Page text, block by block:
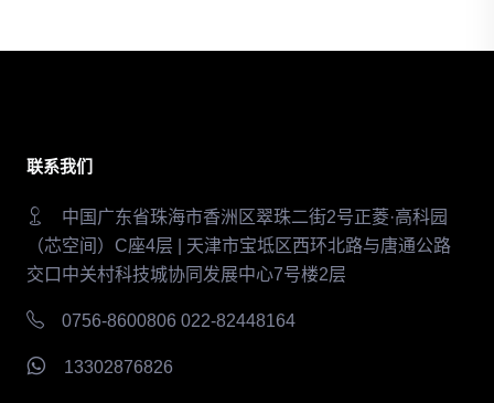
联系我们
中国广东省珠海市香洲区翠珠二街2号正菱·高科园
（芯空间）C座4层 | 天津市宝坻区西环北路与唐通公路
交口中关村科技城协同发展中心7号楼2层
0756-8600806 022-82448164
13302876826